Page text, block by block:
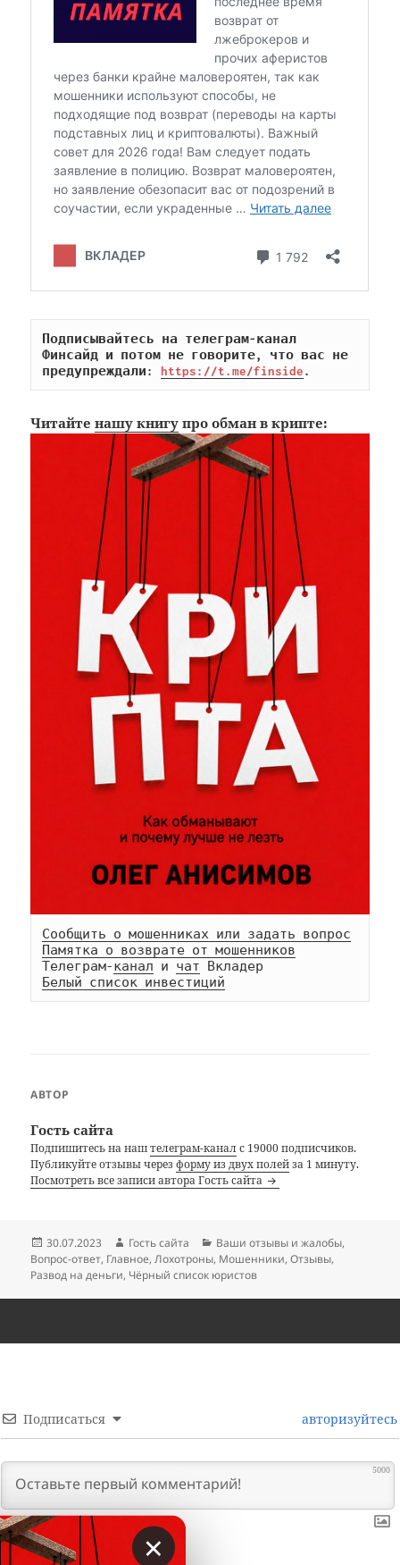
Подписывайтесь на телеграм-канал
Финсайд и потом не говорите, что вас не
предупреждали: https://t.me/finside.
Читайтенашу книгу про обман в крипте:
Сообщить о мошенниках или задать вопрос
Памятка о возврате от мошенников
Телеграм-канал и чат
Белый список инвестиций
АВТОР
Гость сайта
Подпишитесь на наштелеграм-каналс 19000 подписчиков.
Публикуйте отзывы черезформу из двух полейза 1 минуту.
Посмотреть все записи автора Гость сайта
Опубликовано
30.07.2023 Автор
Гость сайта Рубрики
Ваши отзывы и жалобы,
Вопрос-ответ, Главное,Лохотроны, Мошенники,Отзывы,
Развод на деньги, Чёрный список юристов
Подписаться авторизуйтесь
5000
×